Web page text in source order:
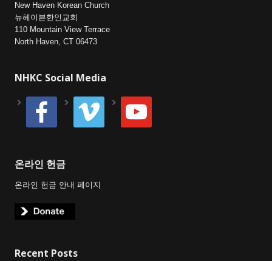
New Haven Korean Church
뉴헤이븐한인교회
110 Mountain View Terrace
North Haven, CT 06473
NHKC Social Media
facebook vimeo youtube
온라인 헌금
온라인 헌금 안내 페이지
Recent Posts